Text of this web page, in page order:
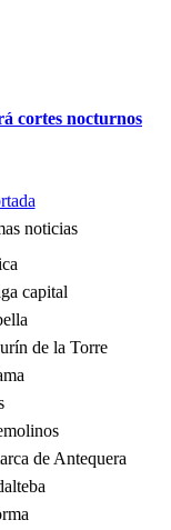
cortes nocturnos
noticias
capital
de la Torre
de Antequera